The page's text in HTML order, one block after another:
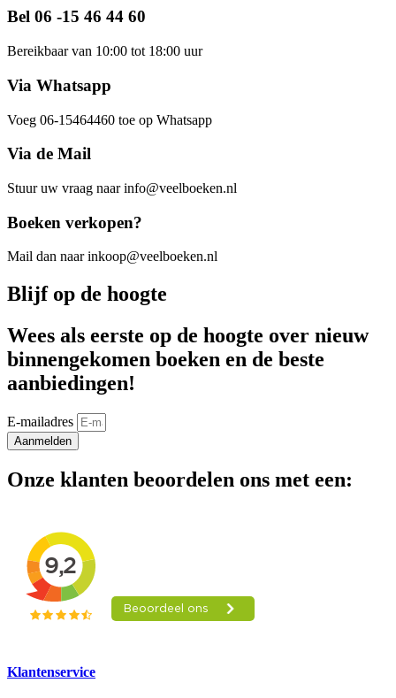
Bel 06 -15 46 44 60
Bereikbaar van 10:00 tot 18:00 uur
Via Whatsapp
Voeg 06-15464460 toe op Whatsapp
Via de Mail
Stuur uw vraag naar info@veelboeken.nl
Boeken verkopen?
Mail dan naar inkoop@veelboeken.nl
Blijf op de hoogte
Wees als eerste op de hoogte over nieuw
binnengekomen boeken en de beste
aanbiedingen!
E-mailadres
Aanmelden
Onze klanten beoordelen ons met een:
Klantenservice